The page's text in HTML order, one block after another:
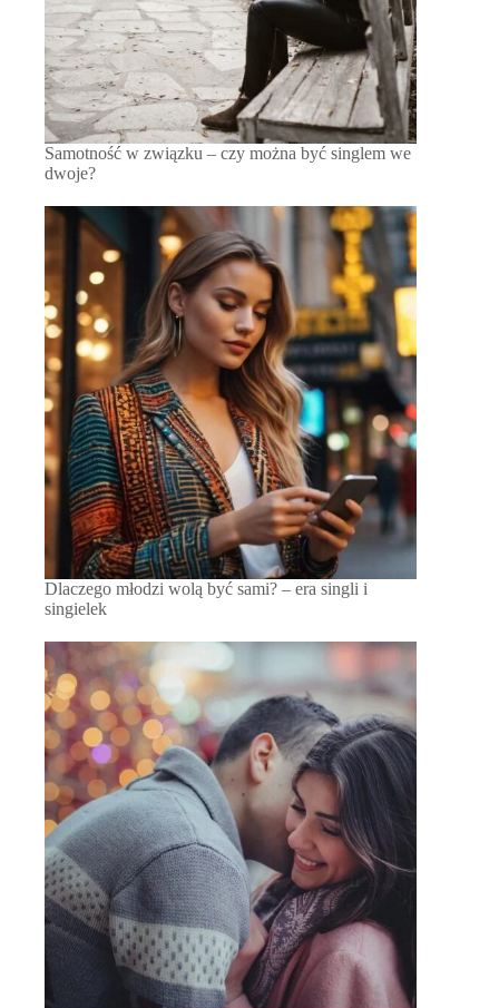
Samotność w związku – czy można być singlem we
dwoje?
Dlaczego młodzi wolą być sami? – era singli i
singielek